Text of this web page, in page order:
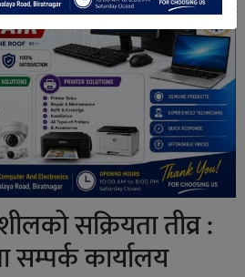
सक्रियता तीव्र :
सम्पर्क कार्यालय